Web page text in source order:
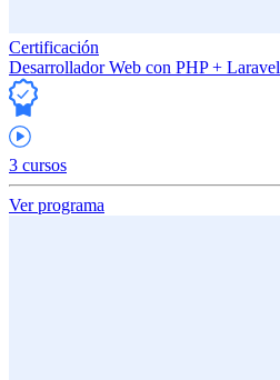
Certificación
Desarrollador Web con PHP + Laravel
3 cursos
Ver programa